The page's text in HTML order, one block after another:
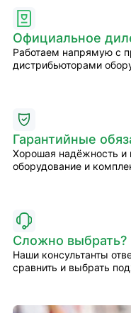
Официальное
Работаем напрямую с
дистрибьюторами
Гарантийные
Хорошая надёжность и
оборудование и
Сложно
Наши консультанты
сравнить и выбрать